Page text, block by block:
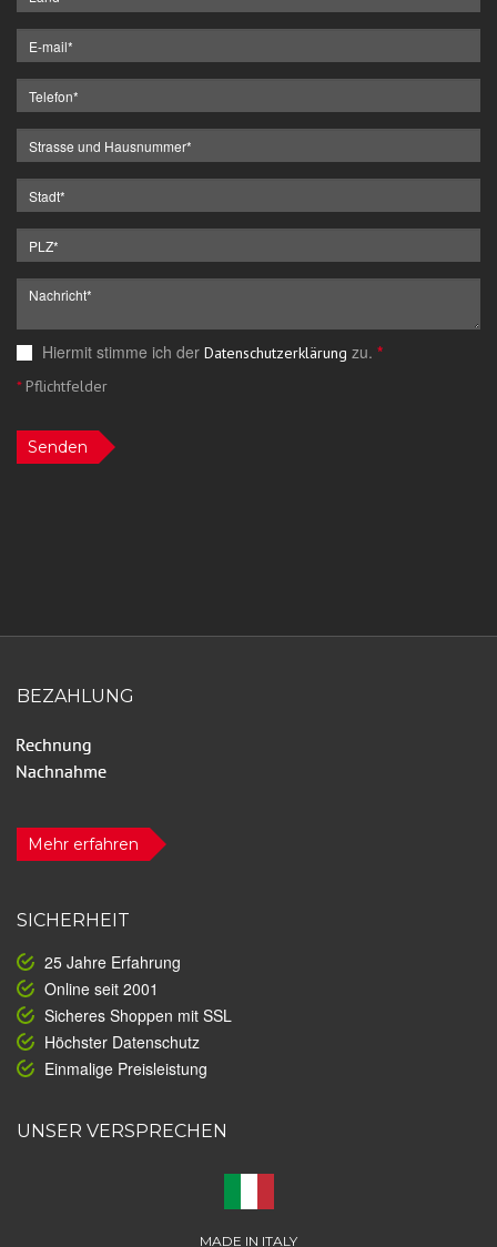
Hiermit stimme ich der Datenschutzerklärung zu. *
*Pflichtfelder
Senden
BEZAHLUNG
Mehr erfahren
SICHERHEIT
25 Jahre Erfahrung
Online seit 2001
Sicheres Shoppen mit SSL
Höchster Datenschutz
Einmalige Preisleistung
UNSER VERSPRECHEN
MADE IN ITALY